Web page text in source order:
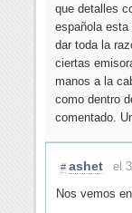
que detalles
española esta
dar toda la
ciertas
manos a la
como dentro
comentado.
# ashet
el
Nos vemos